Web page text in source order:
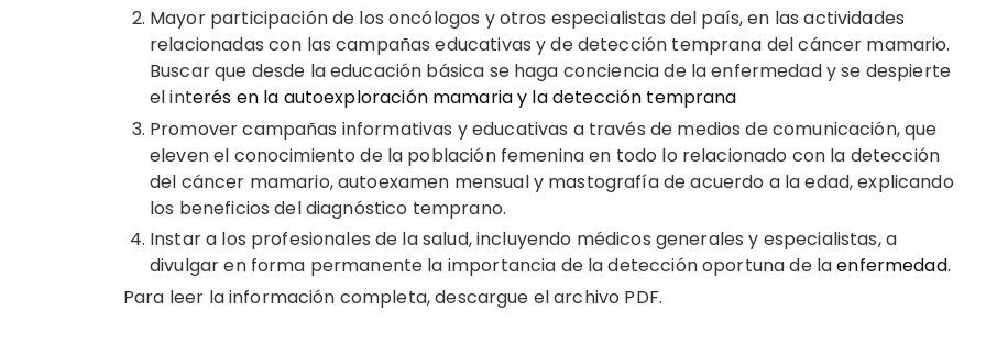
Mayor participación de los oncólogos y otros especialistas del país, en las actividades
relacionadas con las campañas educativas y de detección temprana del cáncer mamario.
Buscar que desde la educación básica se haga conciencia de la enfermedad y se despierte
el interés en la autoexploración mamaria y la detección temprana
Promover campañas informativas y educativas a través de medios de comunicación, que
eleven el conocimiento de la población femenina en todo lo relacionado con la detección
del cáncer mamario, autoexamen mensual y mastografía de acuerdo a la edad, explicando
los beneficios del diagnóstico temprano.
Instar a los profesionales de la salud, incluyendo médicos generales y especialistas, a
divulgar en forma permanente la importancia de la detección oportuna de laenfermedad.
Para leer la información completa, descargue el archivo PDF.